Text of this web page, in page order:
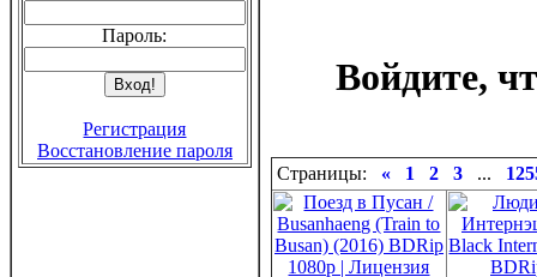
Пароль:
Регистрация
Восстановление пароля
Войдите,
Страницы: « 1 2 3 ...